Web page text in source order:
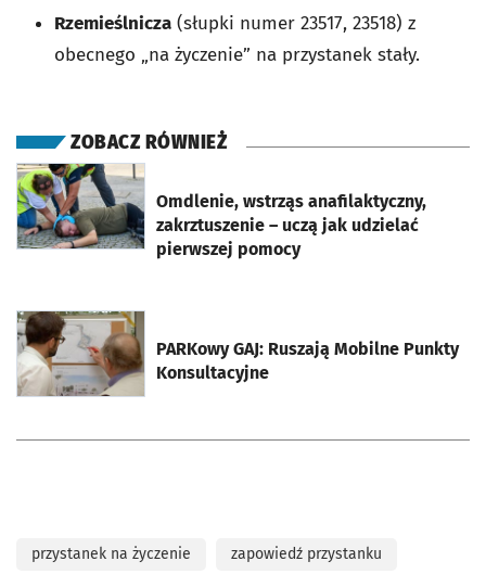
Rzemieślnicza (słupki numer 23517, 23518) z
obecnego „na życzenie” na przystanek stały.
ZOBACZ RÓWNIEŻ
Omdlenie, wstrząs anafilaktyczny,
zakrztuszenie – uczą jak udzielać
pierwszej pomocy
otworzy się w nowej karcie
PARKowy GAJ: Ruszają Mobilne Punkty
Konsultacyjne
otworzy się w nowej karcie
przystanek na życzenie zapowiedź przystanku